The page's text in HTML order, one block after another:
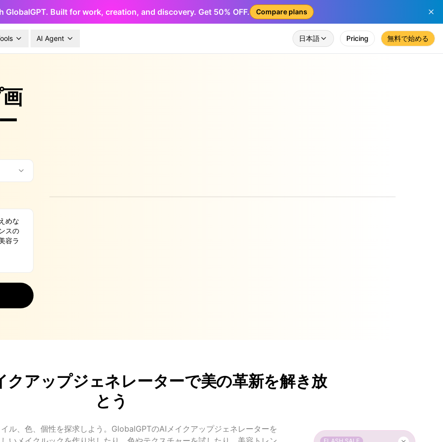
GlobalGPT. Built for work, creation, and discovery. Get 50% OFF. Compare plans
AI Agent 日本語 Pricing 無料で始める
クアップジェネレーターで美の革新を解き放
とう
ル、色、個性を探求しよう。GlobalGPTのAIメイクアップジェネレーターを